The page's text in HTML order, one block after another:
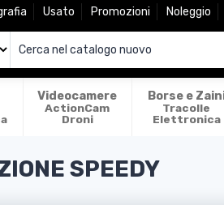
Usato Promozioni Noleggio
Videocamere
ActionCam
Droni
Borse e
Tracolle
Elettronica
SPEEDY